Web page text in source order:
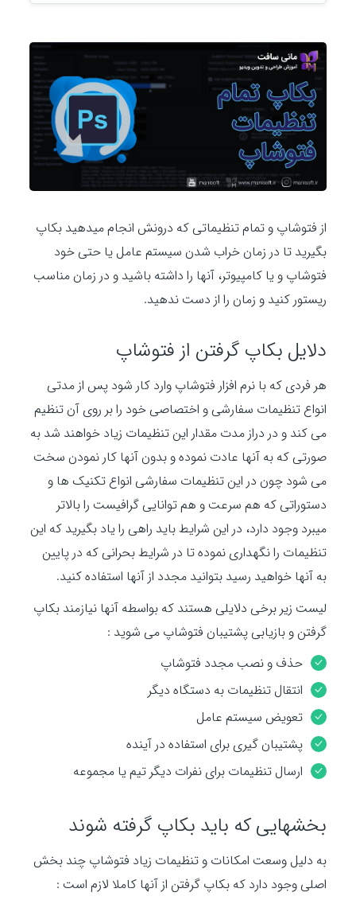
از فتوشاپ و تمام تنظیماتی که درونش انجام میدهید بکاپ
بگیرید تا در زمان خراب شدن سیستم عامل یا حتی خود
فتوشاپ و یا کامپیوتر، آنها را داشته باشید و در زمان مناسب
ریستور کنید و زمان را از دست ندهید.
دلایل بکاپ گرفتن از فتوشاپ
هر فردی که با نرم افزار فتوشاپ وارد کار شود پس از مدتی
انواع تنظیمات سفارشی و اختصاصی خود را بر روی آن تنظیم
می کند و در دراز مدت مقدار این تنظیمات زیاد خواهند شد به
صورتی که به آنها عادت نموده و بدون آنها کار نمودن سخت
می شود چون در این تنظیمات سفارشی انواع تکنیک ها و
دستوراتی که هم سرعت و هم توانایی گرافیست را بالاتر
میبرد وجود دارد، در این شرایط باید راهی را یاد بگیرید که این
تنظیمات را نگهداری نموده تا در شرایط بحرانی که در پایین
به آنها خواهید رسید بتوانید مجدد از آنها استفاده کنید.
لیست زیر برخی دلایلی هستند که بواسطه آنها نیازمند بکاپ
گرفتن و بازیابی پشتیبان فتوشاپ می شوید :
حذف و نصب مجدد فتوشاپ
انتقال تنظیمات به دستگاه دیگر
تعویض سیستم عامل
پشتیبان گیری برای استفاده در آینده
ارسال تنظیمات برای نفرات دیگر تیم یا مجموعه
بخشهایی که باید بکاپ گرفته شوند
به دلیل وسعت امکانات و تنظیمات زیاد فتوشاپ چند بخش
اصلی وجود دارد که بکاپ گرفتن از آنها کاملا لازم است :